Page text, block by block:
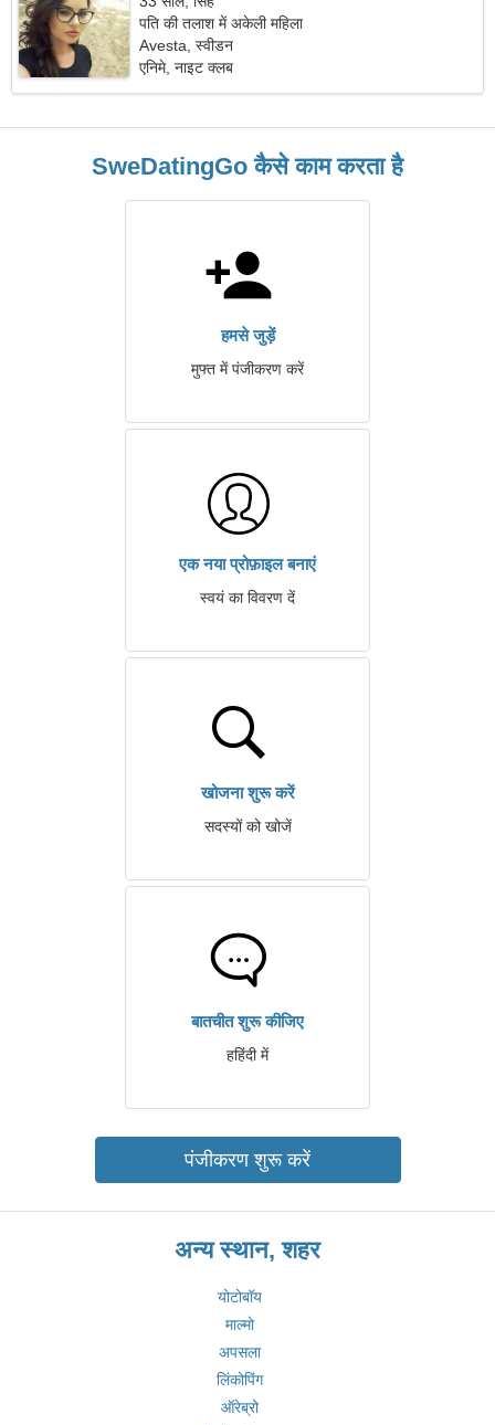
पति की तलाश में अकेली महिला
Avesta, स्वीडन
एनिमे, नाइट क्लब
SweDatingGo कैसे काम करता है
हमसे जुड़ें
मुफ्त में पंजीकरण करें
एक नया प्रोफ़ाइल बनाएं
स्वयं का विवरण दें
खोजना शुरू करें
सदस्यों को खोजें
बातचीत शुरू कीजिए
हहिंदी में
पंजीकरण शुरू करें
अन्य स्थान, शहर
योटोबॉय
माल्मो
अपसला
लिंकोपिंग
ऑरेब्रो